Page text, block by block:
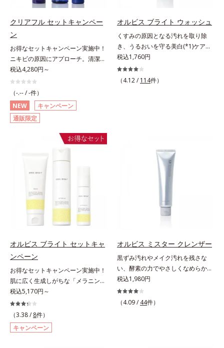
ない肌を叶えます。そして、独自研
究に基づいたアプローチ成分「MC
アクティベーター(*5)」。肌のうる
おいを引き出し・高めて、ハリ感あ
ふれる肌へと導きます。うるおいに
満ちたゆらがない肌をご体感いただ
くために設計された3ステップで、
いつも力強く美しくあり続けるあな
たを応援します。*1 肌にうるおい
が満ち、維持されている状態*2 年
齢に応じたお手入れのこと*3 デク
スパンテノールW*4 2022年5月
Mintel社データベース及び先行技術
調査による当社調べ*5 オトギリソ
え、うるおいに満ちたハリツヤ肌へ
導く保湿成分各商品の詳しい情報は
商品ページをご覧ください。・
BEAUTY夏祭りは、こちら
放出する特殊技術によって、高い浸
透力(*2)と安定性を実現。毛穴の目
立ちをしっかりケア(*3)して、ゆら
ぎやすいニキビ肌を、みずみずしい
清潔な垢抜け肌(*4)へと導きます。
たっぷりの保湿成分で低刺激。敏感
目立たなくする*4 洗浄による汚れ
の除去*5 すべての方に皮膚刺激が
おきないというわけではありません
※敏感肌対象パッチテスト済（すべ
わけではありません）
クリアフル セットキャンペー
ン
お得なセットキャンペーン実施中！
ニキビの原因にアプローチ。清潔な
垢抜け肌(*1)へ。「ニキビをくり返
してしまう」「毛穴目立ち(*2)が気
になる」「マスク生活であごや口ま
わりのニキビが気になる」というお
悩みに。くり返しニキビの根本原因
「肌のバリア機能の低下」と、肌悩
み「毛穴の目立ち」の両方にWでア
プローチする、薬用ニキビ対策スキ
物由来成分とコラーゲンが肌をいた
わりながらうるおいを与え、バリア
機能を維持。ニキビができにくい肌
を目指します。さらにビタミンC誘
導体(*3)と5種の整肌成分(*4)から成
る「ナノVCショットカプセル(*5)」
を配合。カプセルが浸透(*6)してか
て、高い浸透力(*6)と安定性を実
現。毛穴の目立ちをしっかりケア
(*7)して、ゆらぎやすいニキビ肌
を、みずみずしい清潔な垢抜け肌
(*1)へと導きます。たっぷりの保湿
成分で低刺激。敏感肌の方にもお使
いいただけます(*8)。L＝さっぱり
タイプ（ニキビのできやすい肌・超
脂性肌～普通肌）M＝しっとりタイ
税込4,280円～
（-.-- / -件）
NEW
キャンペーン
通販限定
オルビス ブライト ウォッシュ
くすみの原因となる汚れを取り除
き、うるおいを守る美白(*1)ケアシ
リーズの洗顔料。業界初(*2)知見
「メラニンの第三のルート」である
「横のひろがり」に着目して、全方
なさなどの「面」での透明感を阻害
する原因を引き起こしていることが
わかりました。そこでオルビス ブ
ライト シリーズは「メラニンにじ
C(*7)」を採用。肌奥(*5)まで浸透
し、シミやソバカスの原因となるメ
コンプレックス(*8)」が、透明感を
阻害する原因(*9)にアプローチしま
す。さらに肌表面のなめらかさやみ
ずみずしさをサポートするために、
肌荒れ防止有効成分と速効性と持続
性、2種の保湿成分も配合し、透明
税込1,760円
（4.12 / 114件）
オルビス ブライト セットキャ
ンペーン
お得なセットキャンペーン実施中！
肌に広く生成しがちな「メラニンに
じみ(*1)」の原因をブロック(*2)！
澄み渡る輝き透明肌(*3)へ。業界初
(*4)知見「メラニンの第三のルー
ト」である「横のひろがり」に着目
して、全方位から透明肌を目指すブ
税込5,170円～
（3.38 / 8件）
キャンペーン
オルビス ミスター クレンザー
黒ずみ汚れやメイク汚れを残さな
い、酵素の力でやさしくなめらかに
洗い上げるW洗顔不要のスペシャル
クレンザー。過剰な皮脂とその皮脂
汚れが詰まって発生する黒ずみ汚れ
税込1,980円
（4.09 / 44件）